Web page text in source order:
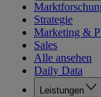
Strategie
Marketing &
Sales
Alle ansehen
Daily Data
Leistungen